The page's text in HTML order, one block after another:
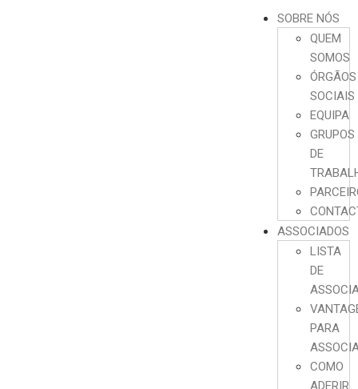
SOBRE NÓS
QUEM
SOMOS
ÓRGÃOS
SOCIAIS
EQUIPA
GRUPOS
DE
ASSOCIADOS
LISTA
DE
PARA
COMO
ADERIR